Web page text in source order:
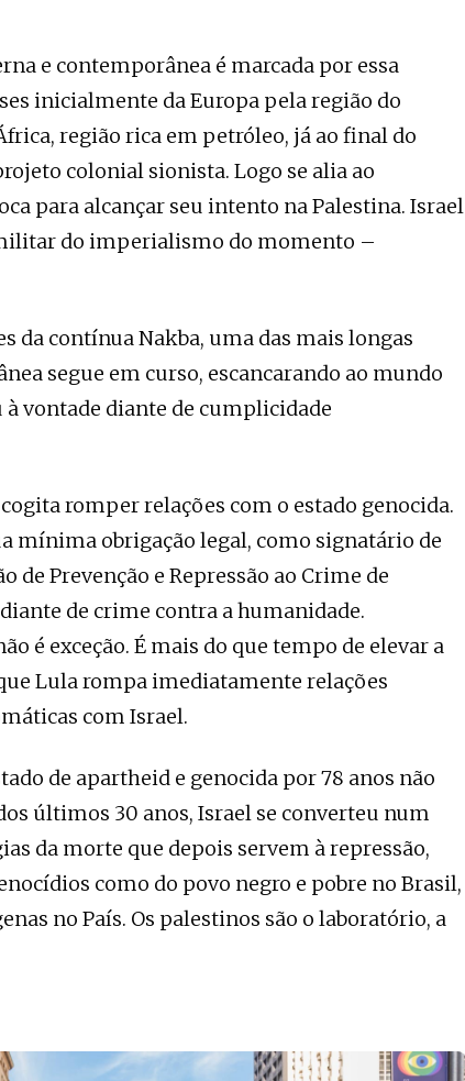
e contemporânea é marcada por essa
inicialmente da Europa pela região do
região rica em petróleo, já ao final do
colonial sionista. Logo se alia ao
para alcançar seu intento na Palestina. Israel
do imperialismo do momento –
da contínua Nakba, uma das mais longas
segue em curso, escancarando ao mundo
vontade diante de cumplicidade
romper relações com o estado genocida.
mínima obrigação legal, como signatário de
de Prevenção e Repressão ao Crime de
de crime contra a humanidade.
é exceção. É mais do que tempo de elevar a
Lula rompa imediatamente relações
com Israel.
de apartheid e genocida por 78 anos não
últimos 30 anos, Israel se converteu num
da morte que depois servem à repressão,
como do povo negro e pobre no Brasil,
no País. Os palestinos são o laboratório, a